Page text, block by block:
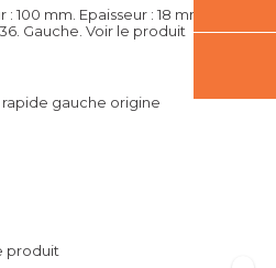
100 mm. Epaisseur : 18 mm. Pour
Gauche. Voir le produit
gauche origine
produit